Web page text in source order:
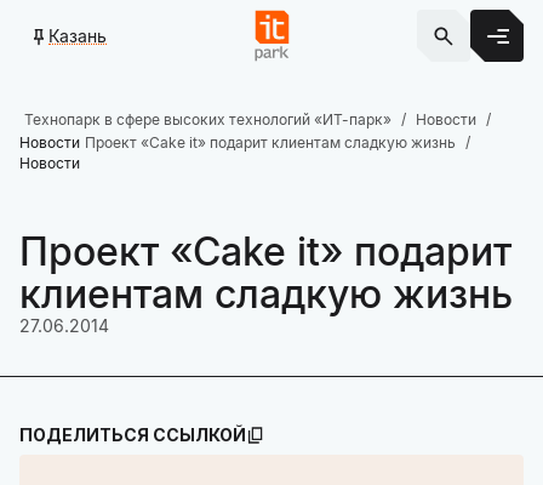
Казань
Технопарк в сфере высоких технологий «ИТ-парк»
Новости
Новости Проект «Cake it» подарит клиентам сладкую жизнь
Новости
Проект «Cake it» подарит
клиентам сладкую жизнь
27.06.2014
ПОДЕЛИТЬСЯ ССЫЛКОЙ